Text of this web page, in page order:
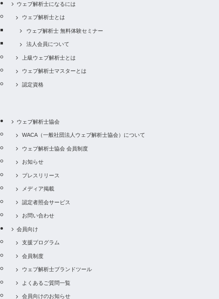
ウェブ解析士になるには
ウェブ解析士とは
ウェブ解析士 無料体験セミナー
法人会員について
上級ウェブ解析士とは
ウェブ解析士マスターとは
認定資格
ウェブ解析士協会
WACA（一般社団法人ウェブ解析士協会）について
ウェブ解析士協会 会員制度
お知らせ
プレスリリース
メディア掲載
認定者照会サービス
お問い合わせ
会員向け
支援プログラム
会員制度
ウェブ解析士ブランドツール
よくあるご質問一覧
会員向けのお知らせ